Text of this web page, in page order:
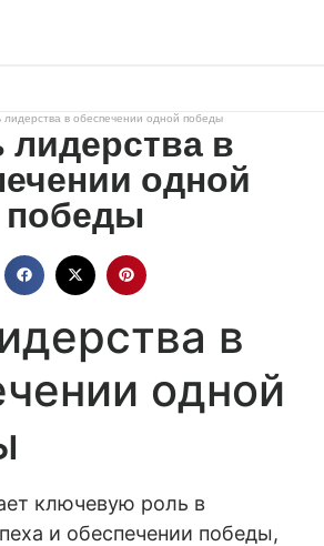
лидерства в обеспечении одной победы
лидерства в
одной
победы
в
одной
ключевую роль в
и обеспечении победы,